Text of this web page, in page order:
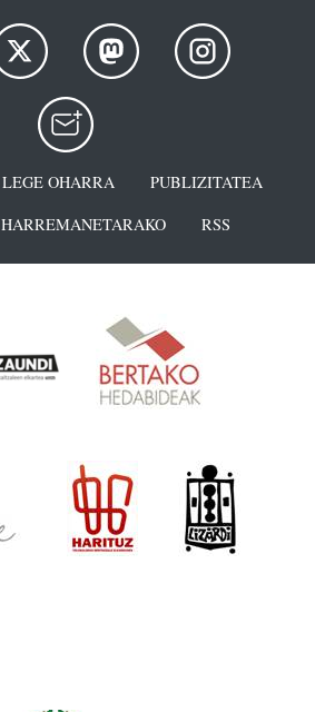
LEGE OHARRA
PUBLIZITATEA
HARREMANETARAKO RSS